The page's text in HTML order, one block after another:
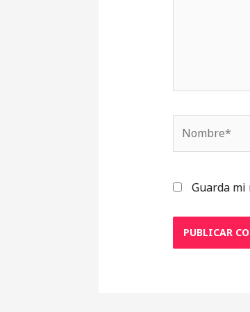
Guarda mi